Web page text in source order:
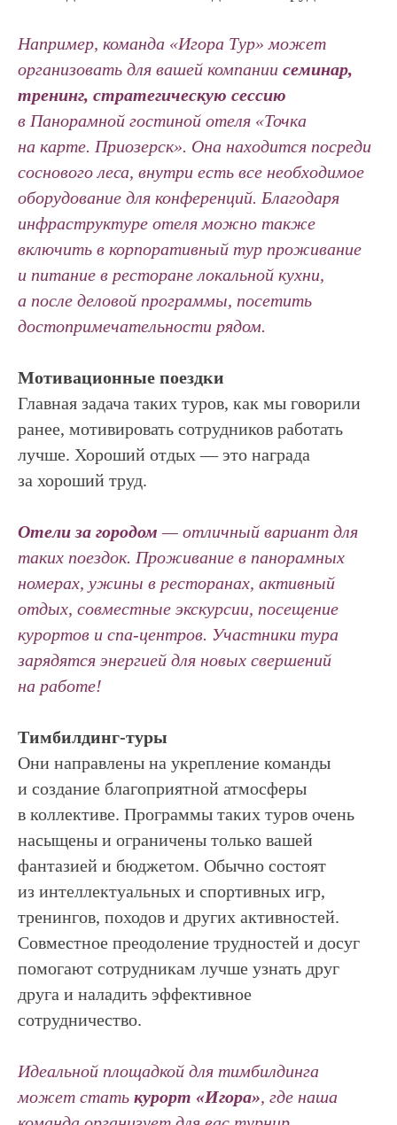
Например, команда «Игора Тур» может
организовать для вашей компании семинар,
тренинг, стратегическую сессию
в Панорамной гостиной отеля «Точка
на карте. Приозерск». Она находится посреди
соснового леса, внутри есть все необходимое
оборудование для конференций. Благодаря
инфраструктуре отеля можно также
включить в корпоративный тур проживание
и питание в ресторане локальной кухни,
а после деловой программы, посетить
достопримечательности рядом.
Мотивационные поездки
Главная задача таких туров, как мы говорили
ранее, мотивировать сотрудников работать
лучше. Хороший отдых — это награда
за хороший труд.
Отели за городом— отличный вариант для
таких поездок. Проживание в панорамных
номерах, ужины в ресторанах, активный
отдых, совместные экскурсии, посещение
курортов и спа-центров. Участники тура
зарядятся энергией для новых свершений
на работе!
Тимбилдинг-туры
Они направлены на укрепление команды
и создание благоприятной атмосферы
в коллективе. Программы таких туров очень
насыщены и ограничены только вашей
фантазией и бюджетом. Обычно состоят
из интеллектуальных и спортивных игр,
тренингов, походов и других активностей.
Совместное преодоление трудностей и досуг
помогают сотрудникам лучше узнать друг
друга и наладить эффективное
сотрудничество.
Идеальной площадкой для тимбилдинга
может стать курорт «Игора», где наша